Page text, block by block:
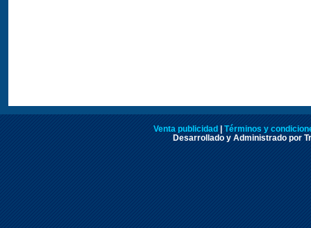
Venta publicidad | Términos y
Desarrollado y Administrado por